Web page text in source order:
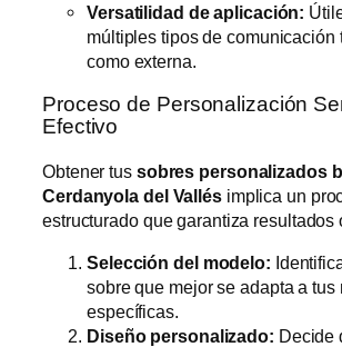
Versatilidad de aplicación:
múltiples tipos de comunicación
como externa.
Proceso de Personalización
Efectivo
Obtener tus sobres personalizados
Cerdanyola del Vallésimplica un
estructurado que garantiza resultados
Selección del modelo:
sobre que mejor se adapta a
específicas.
Diseño personalizado: Decide